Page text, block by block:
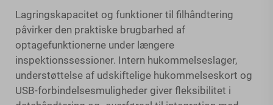
Lagringskapacitet og funktioner til filhåndtering
påvirker den praktiske brugbarhed af
optagefunktionerne under længere
inspektionssessioner. Intern hukommelseslager,
understøttelse af udskiftelige hukommelseskort og
USB-forbindelsesmuligheder giver fleksibilitet i